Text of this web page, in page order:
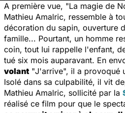
A première vue, "La magie de
Mathieu Amalric, ressemble à
décoration du sapin, ouverture
famille... Pourtant, un homme
coin, tout lui rappelle l'enfant,
tué six mois auparavant. En
volant "J'arrive", il a provoqué
Isolé dans sa culpabilité, il vit
Mathieu Amalric, sollicité par la
réalisé ce film pour que le